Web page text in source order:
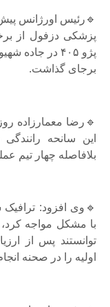
🔹رئیس اورژانس
پزشکی دزفول از
پژو ۴۰۵ در
برجای گذاشت.
🔹رضا معمارزاده
بلافاصله چهار تیم
🔹وی افزود: ترافیک
با مشکل مواجه کرد،
توانستند پس از
اولیه را در صحنه